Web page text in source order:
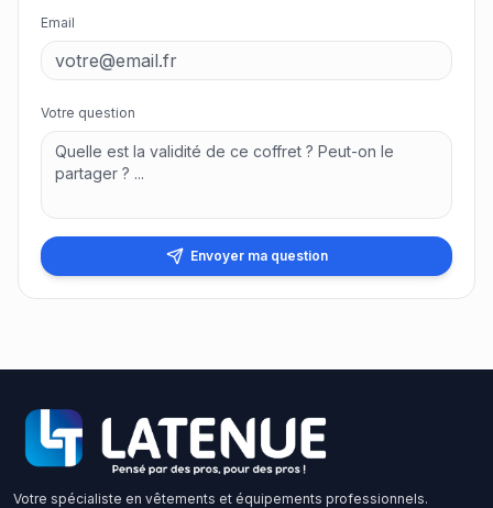
Email
Votre question
Envoyer ma question
Votre spécialiste en vêtements et équipements professionnels.